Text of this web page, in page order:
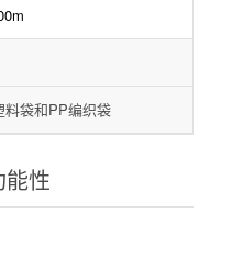
料袋和PP编织袋
性